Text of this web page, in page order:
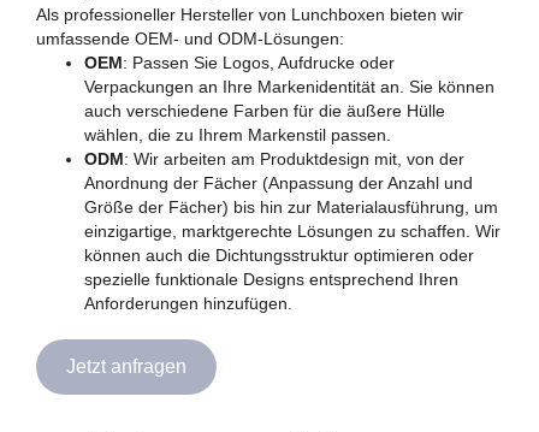
Als professioneller Hersteller von Lunchboxen bieten wir
umfassende OEM- und ODM-Lösungen:
OEM: Passen Sie Logos, Aufdrucke oder
Verpackungen an Ihre Markenidentität an. Sie können
auch verschiedene Farben für die äußere Hülle
wählen, die zu Ihrem Markenstil passen.
ODM: Wir arbeiten am Produktdesign mit, von der
Anordnung der Fächer (Anpassung der Anzahl und
Größe der Fächer) bis hin zur Materialausführung, um
einzigartige, marktgerechte Lösungen zu schaffen. Wir
können auch die Dichtungsstruktur optimieren oder
spezielle funktionale Designs entsprechend Ihren
Anforderungen hinzufügen.
Jetzt anfragen